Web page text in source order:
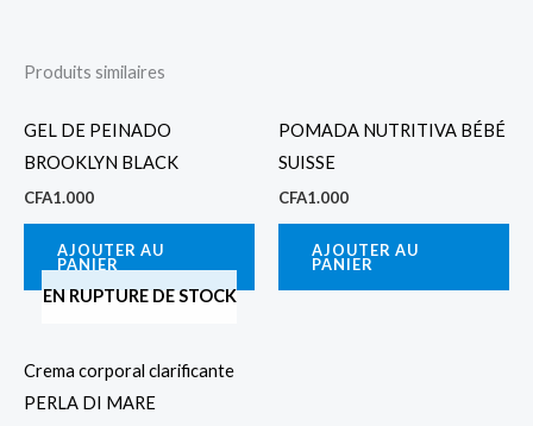
Produits similaires
GEL DE PEINADO
BROOKLYN BLACK
CFA1.000
AJOUTER AU
PANIER
POMADA NUTRITIVA BÉBÉ
SUISSE
CFA1.000
AJOUTER AU
PANIER
EN RUPTURE DE STOCK
Crema corporal clarificante
PERLA DI MARE